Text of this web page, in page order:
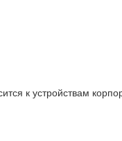
к устройствам